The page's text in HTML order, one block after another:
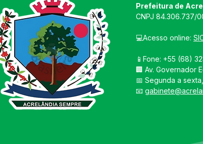
Prefeitura de
CNPJ 84.306.737/
💻Acesso online:
📱Fone: +55 (68)
🏢 Av. Governador
📅 Segunda a
📧